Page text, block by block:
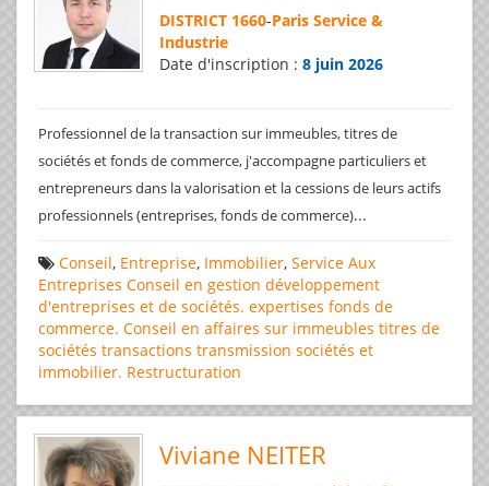
DISTRICT 1660-Paris Service &
Industrie
Date d'inscription : 8 juin 2026
Professionnel de la transaction sur immeubles, titres de
sociétés et fonds de commerce, j'accompagne particuliers et
entrepreneurs dans la valorisation et la cessions de leurs actifs
professionnels (entreprises, fonds de commerce)...
Conseil, Entreprise, Immobilier, Service Aux
Entreprises Conseil en gestion développement
d'entreprises et de sociétés. expertises fonds de
commerce. Conseil en affaires sur immeubles titres de
sociétés transactions transmission sociétés et
immobilier. Restructuration
Viviane NEITER